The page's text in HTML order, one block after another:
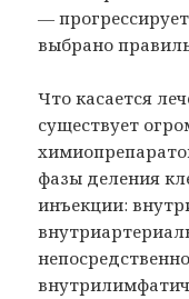
—
выбрано
Что касается
существует
фазы деления
инъекции: